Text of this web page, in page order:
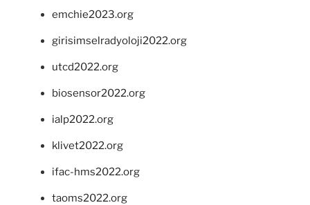
emchie2023.org
girisimselradyoloji2022.org
utcd2022.org
biosensor2022.org
ialp2022.org
klivet2022.org
ifac-hms2022.org
taoms2022.org